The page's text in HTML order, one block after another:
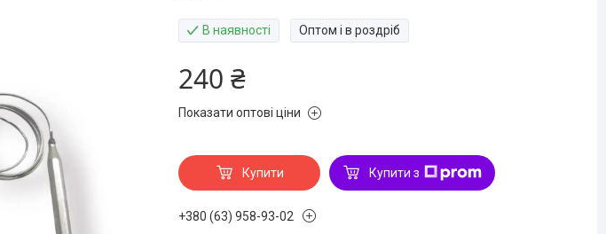
В наявності Оптом і в роздріб
240 ₴
Показати оптові ціни
Купити Купити з
+380 (63) 958-93-02